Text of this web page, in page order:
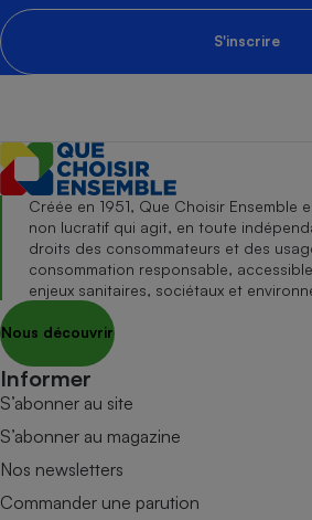
S'inscrire
Créée en 1951, Que Choisir Ensemble
non lucratif qui agit, en toute
droits des consommateurs et des
consommation responsable,
enjeux sanitaires, sociétaux et
Nous découvrir
Informer
S’abonner au site
S’abonner au magazine
Nos newsletters
Commander une parution